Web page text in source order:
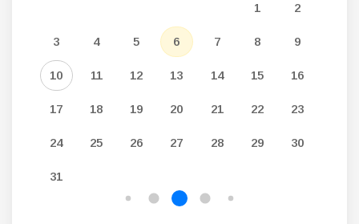
1 2
3 4 5 6 7 8 9
10 11 12 13 14 15 16
17 18 19 20 21 22 23
24 25 26 27 28 29 30
31